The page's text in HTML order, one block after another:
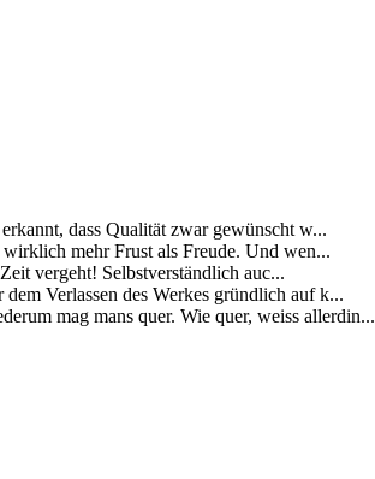
dass Qualität zwar gewünscht w...
mehr Frust als Freude. Und wen...
vergeht! Selbstverständlich auc...
Verlassen des Werkes gründlich auf k...
mag mans quer. Wie quer, weiss allerdin...